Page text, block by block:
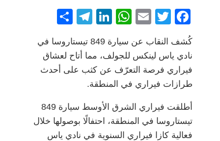
F
c
e
b
o
o
k
T
itt
er
E
ai
l
W
at
s
A
p
Li
k
e
dI
T
e
gr
a
ar
e
كُشف النقاب عن سيارة 849 تيستاروسا في
نادي ياس لينكس للجولف، مما أتاح لعشاق
فيراري فرصة التعرّف عن كثب على أحدث
طرازات فيراري في المنطقة.
أطلقت فيراري الشرق الأوسط سيارة 849
تيستاروسا في المنطقة، احتفالًا بوصولها خلال
فعالية كازا فيراري السنوية في نادي ياس